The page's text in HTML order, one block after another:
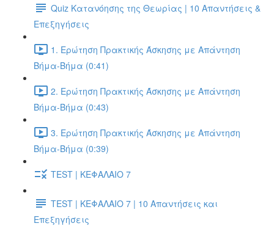
Quiz Κατανόησης της Θεωρίας | 10 Απαντήσεις &
Επεξηγήσεις
1. Ερώτηση Πρακτικής Άσκησης με Απάντηση
Βήμα-Βήμα (0:41)
2. Ερώτηση Πρακτικής Άσκησης με Απάντηση
Βήμα-Βήμα (0:43)
3. Ερώτηση Πρακτικής Άσκησης με Απάντηση
Βήμα-Βήμα (0:39)
TEST | ΚΕΦΑΛΑΙΟ 7
TEST | ΚΕΦΑΛΑΙΟ 7 | 10 Απαντήσεις και
Επεξηγήσεις